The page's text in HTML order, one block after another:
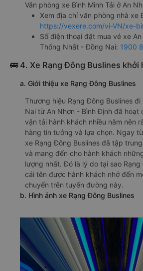
Văn phòng xe Bình Minh Tải ở An
Xem địa chỉ văn phòng nhà xe
https://vexere.com/vi-VN/xe-
Số điện thoại đặt mua vé xe
Thống Nhất - Đồng Nai: 1900
🚌 4. Xe Rạng Đông Buslines khởi
a. Giới thiệu xe Rạng Đông Buslines
Thương hiệu Rạng Đông Buslines
Nai từ An Nhơn - Bình Định đã
vận tải hành khách nhiều năm nên
hàng tin tưởng và lựa chọn. Ngay
xe Rạng Đông Buslines đã tập
và mang đến cho hành khách
lượng nhất. Đó là lý do tại sao Rạng
cái tên được hành khách nhớ đến
chuyển trên tuyến đường này.
b. Hình ảnh xe Rạng Đông Buslines